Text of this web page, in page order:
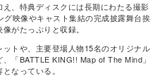
特典ディスクには長期にわたる撮影
映像やキャスト集結の完成披露舞台挨
がたっぷりと収録。
トや、主要登場人物15名のオリジナル
「BATTLE KING!! Map of The Mind」
なっている。